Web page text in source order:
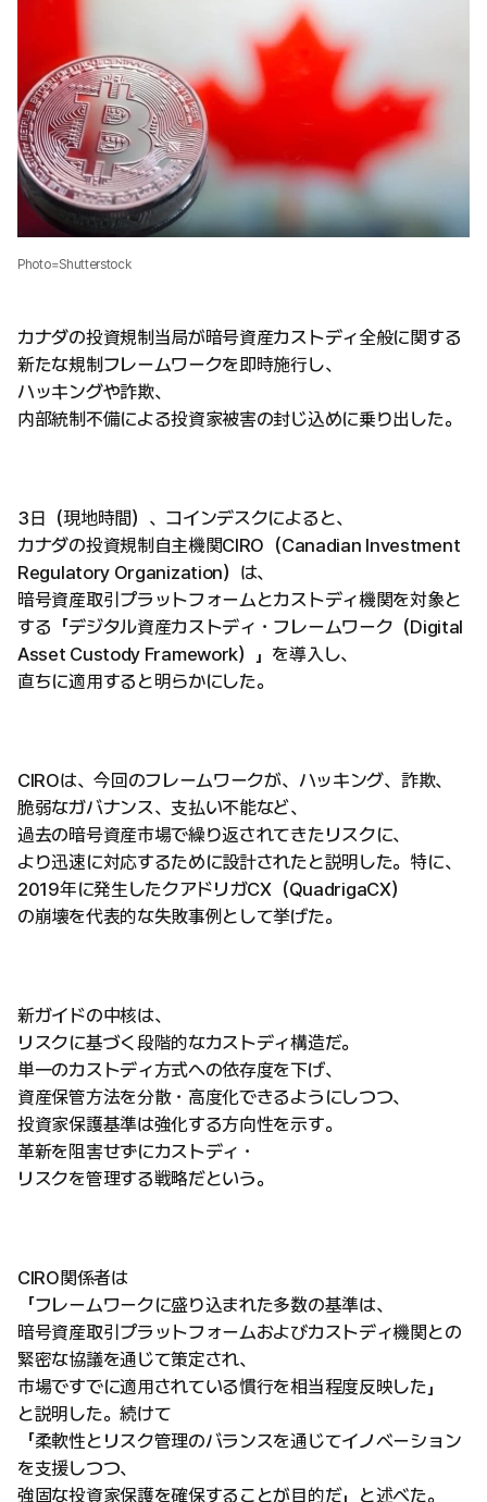
Photo=Shutterstock
カナダの投資規制当局が暗号資産カストディ全般に関する
新たな規制フレームワークを即時施行し、
ハッキングや詐欺、
内部統制不備による投資家被害の封じ込めに乗り出した。
3日（現地時間）、コインデスクによると、
カナダの投資規制自主機関CIRO（Canadian Investment
Regulatory Organization）は、
暗号資産取引プラットフォームとカストディ機関を対象と
する「デジタル資産カストディ・フレームワーク（Digital
Asset Custody Framework）」を導入し、
直ちに適用すると明らかにした。
CIROは、今回のフレームワークが、ハッキング、詐欺、
脆弱なガバナンス、支払い不能など、
過去の暗号資産市場で繰り返されてきたリスクに、
より迅速に対応するために設計されたと説明した。特に、
2019年に発生したクアドリガCX（QuadrigaCX）
の崩壊を代表的な失敗事例として挙げた。
新ガイドの中核は、
リスクに基づく段階的なカストディ構造だ。
単一のカストディ方式への依存度を下げ、
資産保管方法を分散・高度化できるようにしつつ、
投資家保護基準は強化する方向性を示す。
革新を阻害せずにカストディ・
リスクを管理する戦略だという。
CIRO関係者は
「フレームワークに盛り込まれた多数の基準は、
暗号資産取引プラットフォームおよびカストディ機関との
緊密な協議を通じて策定され、
市場ですでに適用されている慣行を相当程度反映した」
と説明した。続けて
「柔軟性とリスク管理のバランスを通じてイノベーション
を支援しつつ、
強固な投資家保護を確保することが目的だ」と述べた。